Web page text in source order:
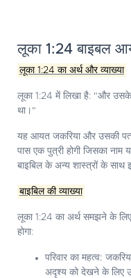
लूका 1:24 बाइबल
लूका 1:24 का अर्थ और व्याख्या
लूका 1:24 में लिखा है: "और
था।"
यह आयत जकरिया और उसकी
पास एक पुत्री होगी जिसका
बाइबिल के अन्य शास्त्रों के
बाइबिल की व्याख्या
लूका 1:24 का अर्थ समझने के
होगा:
परिवार का महत्व:
अदृश्य को देखने के लिए